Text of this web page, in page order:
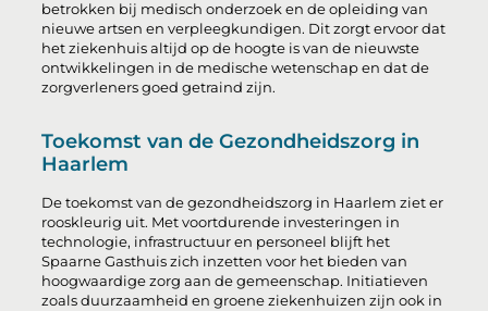
betrokken bij medisch onderzoek en de opleiding van
nieuwe artsen en verpleegkundigen. Dit zorgt ervoor dat
het ziekenhuis altijd op de hoogte is van de nieuwste
ontwikkelingen in de medische wetenschap en dat de
zorgverleners goed getraind zijn.
Toekomst van de Gezondheidszorg in
Haarlem
De toekomst van de gezondheidszorg in Haarlem ziet er
rooskleurig uit. Met voortdurende investeringen in
technologie, infrastructuur en personeel blijft het
Spaarne Gasthuis zich inzetten voor het bieden van
hoogwaardige zorg aan de gemeenschap. Initiatieven
zoals duurzaamheid en groene ziekenhuizen zijn ook in